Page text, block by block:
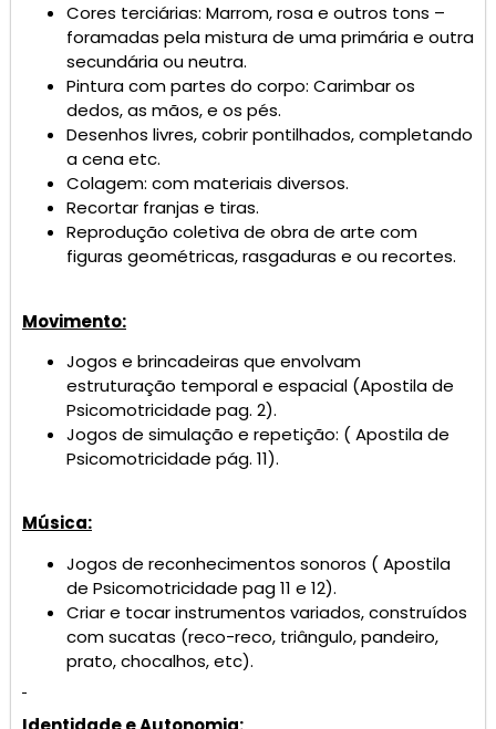
Cores terciárias: Marrom, rosa e outros tons –
foramadas pela mistura de uma primária e outra
secundária ou neutra.
Pintura com partes do corpo: Carimbar os
dedos, as mãos, e os pés.
Desenhos livres, cobrir pontilhados, completando
a cena etc.
Colagem: com materiais diversos.
Recortar franjas e tiras.
Reprodução coletiva de obra de arte com
figuras geométricas, rasgaduras e ou recortes.
Movimento:
Jogos e brincadeiras que envolvam
estruturação temporal e espacial (Apostila de
Psicomotricidade pag. 2).
Jogos de simulação e repetição: ( Apostila de
Psicomotricidade pág. 11).
Música:
Jogos de reconhecimentos sonoros ( Apostila
de Psicomotricidade pag 11 e 12).
Criar e tocar instrumentos variados, construídos
com sucatas (reco-reco, triângulo, pandeiro,
prato, chocalhos, etc).